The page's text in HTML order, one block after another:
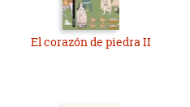
El corazón de piedra II